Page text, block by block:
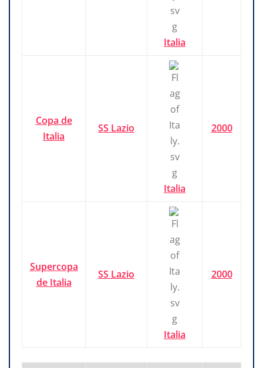
Italia
Copa de
Italia
SS Lazio
Italia
2000
Supercopa
de Italia
SS Lazio
Italia
2000